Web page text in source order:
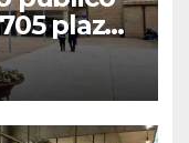
plazas